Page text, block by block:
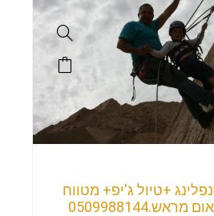
+טיול ג'יפ+ מטווח